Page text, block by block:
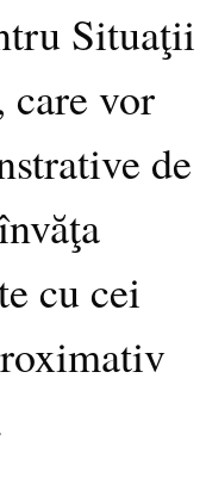
Situaţii
care vor
de
cu cei